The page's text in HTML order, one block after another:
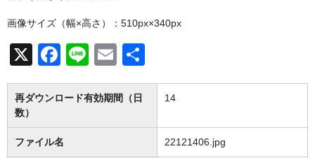
o
o
k
画像サイズ（幅×高さ）：510px×340px
X
F
a
c
e
b
Li
n
e
E
m
ail
有
再ダウンロード有効期間（日
数）
14
ファイル名 22121406.jpg